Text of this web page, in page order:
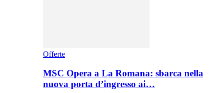
Offerte
MSC Opera a La Romana: sbarca nella
nuova porta d’ingresso ai…